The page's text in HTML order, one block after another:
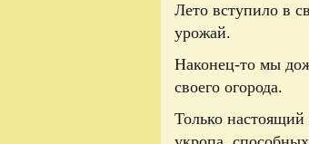
Лето вступило в
урожай.
Наконец-то мы
своего огорода.
Только настоящий